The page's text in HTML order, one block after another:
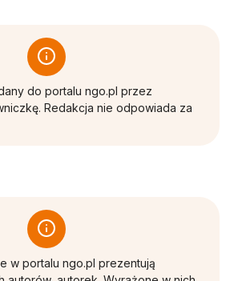
do portalu ngo.pl przez
Redakcja nie odpowiada za
w portalu ngo.pl prezentują